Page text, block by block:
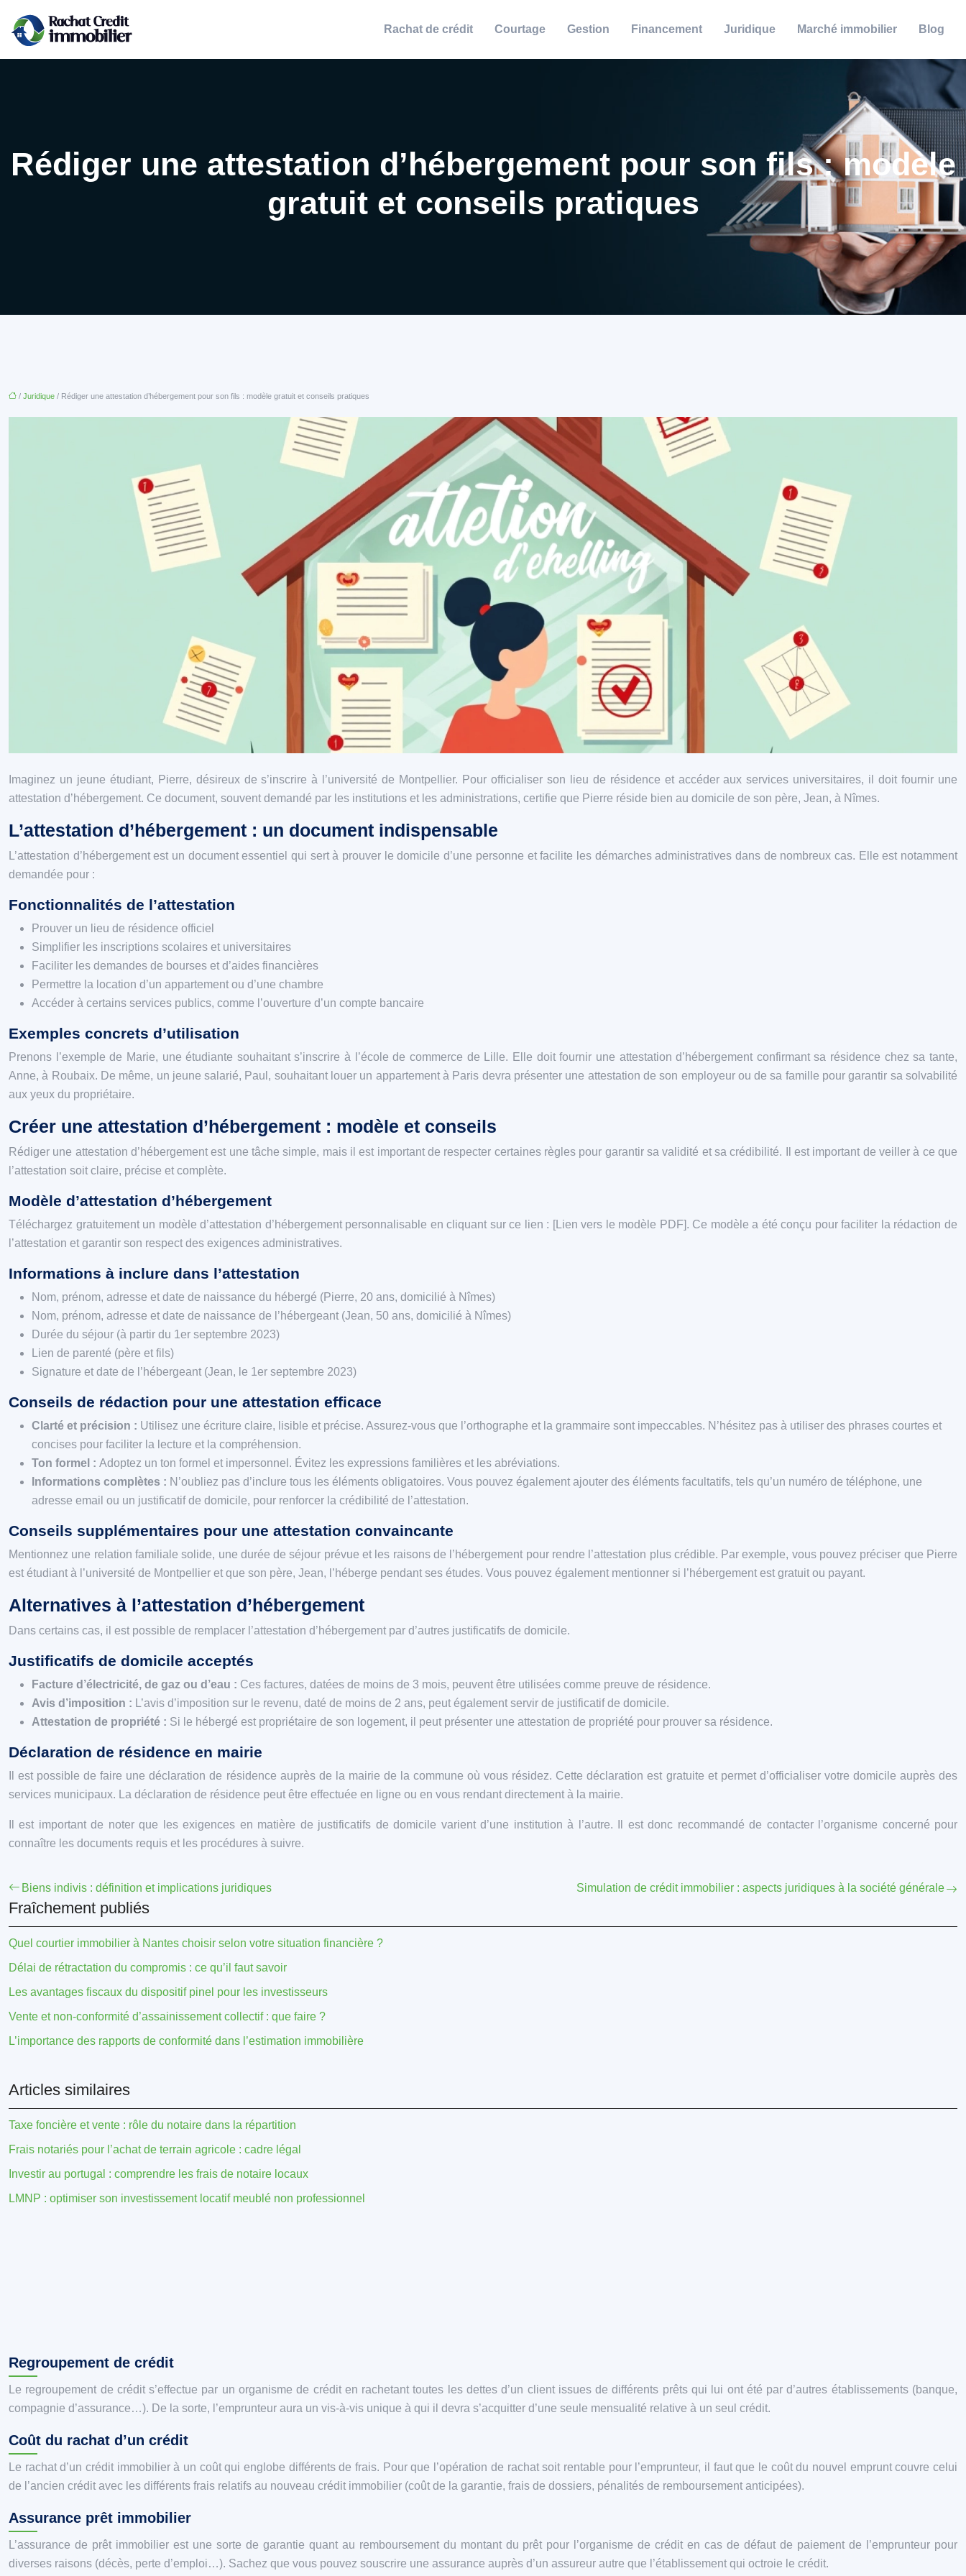
Rachat de crédit Courtage Gestion Financement Juridique Marché immobilier Blog
Rédiger une attestation d’hébergement pour son fils : modèle
gratuit et conseils pratiques
/ Juridique / Rédiger une attestation d’hébergement pour son fils : modèle gratuit et conseils pratiques
Imaginez un jeune étudiant, Pierre, désireux de s’inscrire à l’université de Montpellier. Pour officialiser son lieu de résidence et accéder aux services universitaires, il doit fournir une
attestation d’hébergement. Ce document, souvent demandé par les institutions et les administrations, certifie que Pierre réside bien au domicile de son père, Jean, à Nîmes.
L’attestation d’hébergement : un document indispensable
L’attestation d’hébergement est un document essentiel qui sert à prouver le domicile d’une personne et facilite les démarches administratives dans de nombreux cas. Elle est notamment
demandée pour :
Fonctionnalités de l’attestation
Prouver un lieu de résidence officiel
Simplifier les inscriptions scolaires et universitaires
Faciliter les demandes de bourses et d’aides financières
Permettre la location d’un appartement ou d’une chambre
Accéder à certains services publics, comme l’ouverture d’un compte bancaire
Exemples concrets d’utilisation
Prenons l’exemple de Marie, une étudiante souhaitant s’inscrire à l’école de commerce de Lille. Elle doit fournir une attestation d’hébergement confirmant sa résidence chez sa tante,
Anne, à Roubaix. De même, un jeune salarié, Paul, souhaitant louer un appartement à Paris devra présenter une attestation de son employeur ou de sa famille pour garantir sa solvabilité
aux yeux du propriétaire.
Créer une attestation d’hébergement : modèle et conseils
Rédiger une attestation d’hébergement est une tâche simple, mais il est important de respecter certaines règles pour garantir sa validité et sa crédibilité. Il est important de veiller à ce que
l’attestation soit claire, précise et complète.
Modèle d’attestation d’hébergement
Téléchargez gratuitement un modèle d’attestation d’hébergement personnalisable en cliquant sur ce lien : [Lien vers le modèle PDF]. Ce modèle a été conçu pour faciliter la rédaction de
l’attestation et garantir son respect des exigences administratives.
Informations à inclure dans l’attestation
Nom, prénom, adresse et date de naissance du hébergé (Pierre, 20 ans, domicilié à Nîmes)
Nom, prénom, adresse et date de naissance de l’hébergeant (Jean, 50 ans, domicilié à Nîmes)
Durée du séjour (à partir du 1er septembre 2023)
Lien de parenté (père et fils)
Signature et date de l’hébergeant (Jean, le 1er septembre 2023)
Conseils de rédaction pour une attestation efficace
Clarté et précision : Utilisez une écriture claire, lisible et précise. Assurez-vous que l’orthographe et la grammaire sont impeccables. N’hésitez pas à utiliser des phrases courtes et
concises pour faciliter la lecture et la compréhension.
Ton formel : Adoptez un ton formel et impersonnel. Évitez les expressions familières et les abréviations.
Informations complètes : N’oubliez pas d’inclure tous les éléments obligatoires. Vous pouvez également ajouter des éléments facultatifs, tels qu’un numéro de téléphone, une
adresse email ou un justificatif de domicile, pour renforcer la crédibilité de l’attestation.
Conseils supplémentaires pour une attestation convaincante
Mentionnez une relation familiale solide, une durée de séjour prévue et les raisons de l’hébergement pour rendre l’attestation plus crédible. Par exemple, vous pouvez préciser que Pierre
est étudiant à l’université de Montpellier et que son père, Jean, l’héberge pendant ses études. Vous pouvez également mentionner si l’hébergement est gratuit ou payant.
Alternatives à l’attestation d’hébergement
Dans certains cas, il est possible de remplacer l’attestation d’hébergement par d’autres justificatifs de domicile.
Justificatifs de domicile acceptés
Facture d’électricité, de gaz ou d’eau : Ces factures, datées de moins de 3 mois, peuvent être utilisées comme preuve de résidence.
Avis d’imposition :
L’avis d’imposition sur le revenu, daté de moins de 2 ans, peut également servir de justificatif de domicile.
Attestation de propriété : Si le hébergé est propriétaire de son logement, il peut présenter une attestation de propriété pour prouver sa résidence.
Déclaration de résidence en mairie
Il est possible de faire une déclaration de résidence auprès de la mairie de la commune où vous résidez. Cette déclaration est gratuite et permet d’officialiser votre domicile auprès des
services municipaux. La déclaration de résidence peut être effectuée en ligne ou en vous rendant directement à la mairie.
Il est important de noter que les exigences en matière de justificatifs de domicile varient d’une institution à l’autre. Il est donc recommandé de contacter l’organisme concerné pour
connaître les documents requis et les procédures à suivre.
Biens indivis : définition et implications juridiques Simulation de crédit immobilier : aspects juridiques à la société générale
Fraîchement publiés
Quel courtier immobilier à Nantes choisir selon votre situation financière ?
Délai de rétractation du compromis : ce qu’il faut savoir
Les avantages fiscaux du dispositif pinel pour les investisseurs
Vente et non-conformité d’assainissement collectif : que faire ?
L’importance des rapports de conformité dans l’estimation immobilière
Articles similaires
Taxe foncière et vente : rôle du notaire dans la répartition
Frais notariés pour l’achat de terrain agricole : cadre légal
Investir au portugal : comprendre les frais de notaire locaux
LMNP : optimiser son investissement locatif meublé non professionnel
Regroupement de crédit
Le regroupement de crédit s’effectue par un organisme de crédit en rachetant toutes les dettes d’un client issues de différents prêts qui lui ont été par d’autres établissements (banque,
compagnie d’assurance…). De la sorte, l’emprunteur aura un vis-à-vis unique à qui il devra s’acquitter d’une seule mensualité relative à un seul crédit.
Coût du rachat d’un crédit
Le rachat d’un crédit immobilier à un coût qui englobe différents de frais. Pour que l’opération de rachat soit rentable pour l’emprunteur, il faut que le coût du nouvel emprunt couvre celui
de l’ancien crédit avec les différents frais relatifs au nouveau crédit immobilier (coût de la garantie, frais de dossiers, pénalités de remboursement anticipées).
Assurance prêt immobilier
L’assurance de prêt immobilier est une sorte de garantie quant au remboursement du montant du prêt pour l’organisme de crédit en cas de défaut de paiement de l’emprunteur pour
diverses raisons (décès, perte d’emploi…). Sachez que vous pouvez souscrire une assurance auprès d’un assureur autre que l’établissement qui octroie le crédit.